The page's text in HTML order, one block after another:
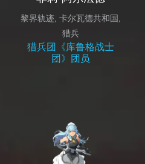
黎界轨迹, 卡尔瓦德共和国 ,
猎兵
猎兵团《库鲁格战士
团》团员